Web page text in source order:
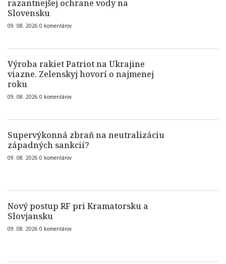
razantnejšej ochrane vody na
Slovensku
09. 08. 2026 0 komentárov
Výroba rakiet Patriot na Ukrajine
viazne. Zelenskyj hovorí o najmenej
roku
09. 08. 2026 0 komentárov
Supervýkonná zbraň na neutralizáciu
západných sankcií?
09. 08. 2026 0 komentárov
Nový postup RF pri Kramatorsku a
Slovjansku
09. 08. 2026 0 komentárov